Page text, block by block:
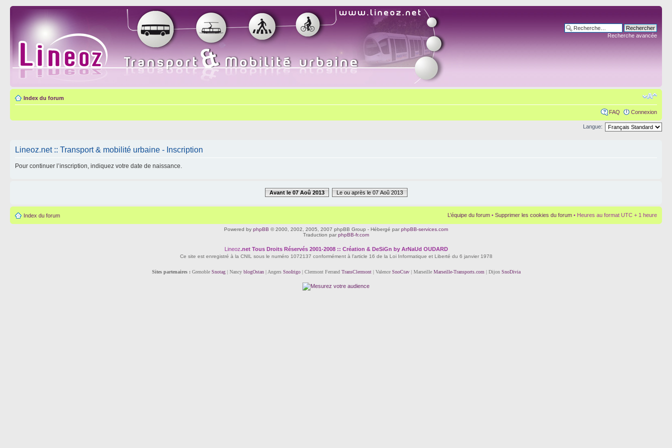
Recherche avancée
Index du forum
FAQ Connexion
Langue:
Lineoz.net :: Transport & mobilité urbaine - Inscription
Pour continuer l’inscription, indiquez votre date de naissance.
Avant le 07 Aoû 2013 Le ou après le 07 Aoû 2013
Index du forum L’équipe du forum • Supprimer les cookies du forum • Heures au format UTC + 1 heure
Powered by phpBB © 2000, 2002, 2005, 2007 phpBB Group - Hébergé par phpBB-services.com
Traduction par phpBB-fr.com
Lineoz.netTous Droits Réservés 2001-2008 :: Création & DeSiGn by ArNaUd OUDARD
Ce site est enregistré à la CNIL sous le numéro 1072137 conformément à l'article 16 de la Loi Informatique et Liberté du 6 janvier 1978
Sites partenaires :Grenoble Snotag| Nancy blogOstan| Angers SnoIrigo| Clermont Ferrand TransClermont| Valence SnoCtav| Marseille Marseille-Transports.com | Dijon SnoDivia